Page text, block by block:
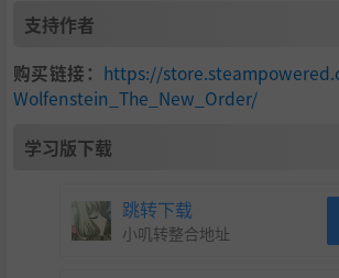
支持作者
购买链接： https://
Wolfenstein_The_New_Order/
学习版下载
跳转下载
小叽转整合地址